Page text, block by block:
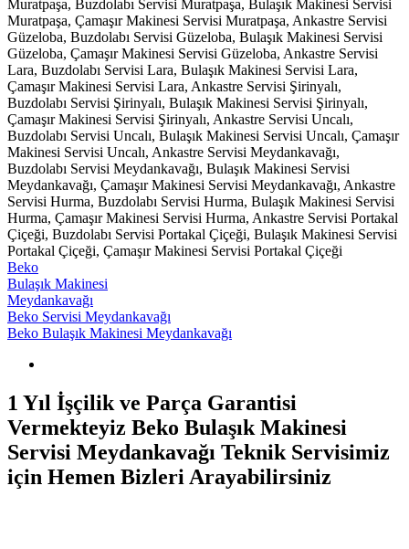
Muratpaşa, Buzdolabı Servisi Muratpaşa, Bulaşık Makinesi Servisi
Muratpaşa, Çamaşır Makinesi Servisi Muratpaşa, Ankastre Servisi
Güzeloba, Buzdolabı Servisi Güzeloba, Bulaşık Makinesi Servisi
Güzeloba, Çamaşır Makinesi Servisi Güzeloba, Ankastre Servisi
Lara, Buzdolabı Servisi Lara, Bulaşık Makinesi Servisi Lara,
Çamaşır Makinesi Servisi Lara, Ankastre Servisi Şirinyalı,
Buzdolabı Servisi Şirinyalı, Bulaşık Makinesi Servisi Şirinyalı,
Çamaşır Makinesi Servisi Şirinyalı, Ankastre Servisi Uncalı,
Buzdolabı Servisi Uncalı, Bulaşık Makinesi Servisi Uncalı, Çamaşır
Makinesi Servisi Uncalı, Ankastre Servisi Meydankavağı,
Buzdolabı Servisi Meydankavağı, Bulaşık Makinesi Servisi
Meydankavağı, Çamaşır Makinesi Servisi Meydankavağı, Ankastre
Servisi Hurma, Buzdolabı Servisi Hurma, Bulaşık Makinesi Servisi
Hurma, Çamaşır Makinesi Servisi Hurma, Ankastre Servisi Portakal
Çiçeği, Buzdolabı Servisi Portakal Çiçeği, Bulaşık Makinesi Servisi
Portakal Çiçeği, Çamaşır Makinesi Servisi Portakal Çiçeği
Beko
Bulaşık Makinesi
Meydankavağı
Beko Servisi Meydankavağı
Beko Bulaşık Makinesi Meydankavağı
1 Yıl İşçilik ve Parça Garantisi
Vermekteyiz Beko Bulaşık Makinesi
Servisi Meydankavağı Teknik Servisimiz
için Hemen Bizleri Arayabilirsiniz